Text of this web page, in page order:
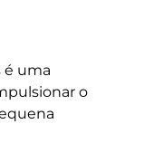
é uma
o